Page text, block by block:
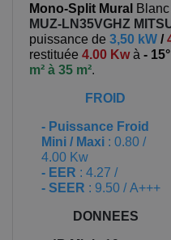
Mono-Split Mural
MUZ-LN35VGHZ
puissance de 3,50 kW /
restituée 4.00 Kwà -
m² à 35 m².
FROID
- Puissance Froid
Mini / Maxi : 0.80 /
4.00 Kw
- EER : 4.27 /
- SEER : 9.50 / A+++
DONNEES